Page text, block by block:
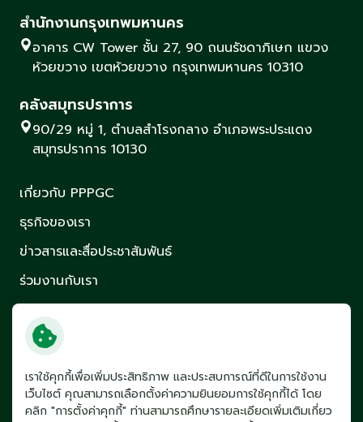
สำนักงานกรุงเทพมหานคร
อาคาร CW Tower ชั้น 27, 90 ถนนรัชดาภิเษก แขวง
ห้วยขวาง เขตห้วยขวาง กรุงเทพมหานคร 10310
คลังสมุทรปราการ
90/29 หมู่ 1, ตำบลสำโรงกลาง อำเภอพระประแดง
สมุทรปราการ 10130
เกี่ยวกับ PPPGC
ธุรกิจของเรา
ข่าวสารและสื่อประชาสัมพันธ์
ร่วมงานกับเรา
ติดต่อเรา
บริษัท พีพีพี กรีน คอมเพล็กซ์ จำกัด
(มหาชน)
เราใช้คุกกี้เพื่อเพิ่มประสิทธิภาพ และประสบการณ์ที่ดีในการใช้งาน
เว็บไซต์ คุณสามารถเลือกตั้งค่าความยินยอมการใช้คุกกี้ได้ โดย
คลิก "การตั้งค่าคุกกี้" ท่านสามารถศึกษารายละเอียดเพิ่มเติมเกี่ยว